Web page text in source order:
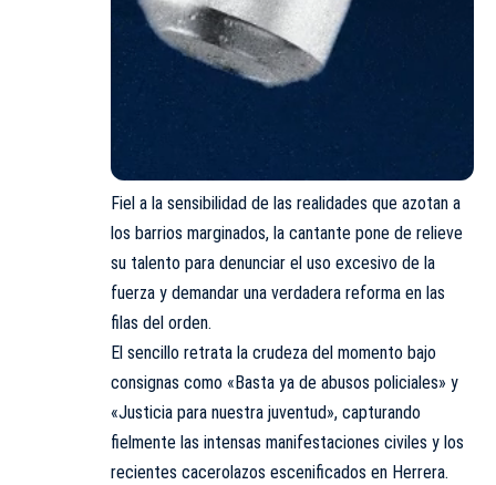
Fiel a la sensibilidad de las realidades que azotan a
los barrios marginados, la cantante pone de relieve
su talento para denunciar el uso excesivo de la
fuerza y demandar una verdadera reforma en las
filas del orden.
El sencillo retrata la crudeza del momento bajo
consignas como «Basta ya de abusos policiales» y
«Justicia para nuestra juventud», capturando
fielmente las intensas manifestaciones civiles y los
recientes cacerolazos escenificados en Herrera.